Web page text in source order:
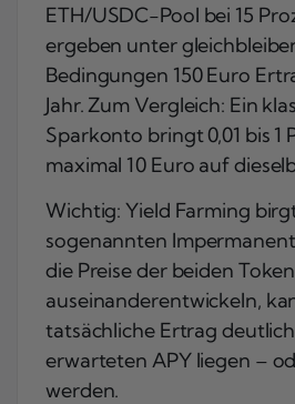
ETH/USDC-Pool bei 15
ergeben unter
Bedingungen 150 Euro
Jahr. Zum Vergleich: Ein
Sparkonto bringt 0,01 bis 1
maximal 10 Euro auf
Wichtig: Yield Farming
sogenannten
die Preise der beiden
auseinanderentwickeln,
tatsächliche Ertrag
erwarteten APY liegen –
werden.